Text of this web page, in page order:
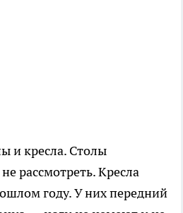
и кресла. Столы
рассмотреть. Кресла
году. У них передний